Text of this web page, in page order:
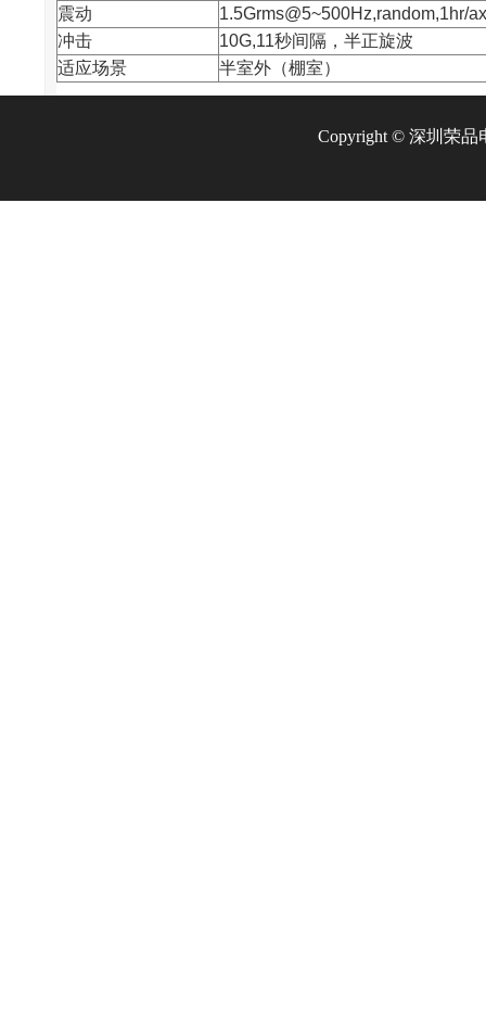
震动
1.5Grms@5~500Hz,random,1hr/
冲击
10G,11秒间隔，半正旋波
适应场景
半室外（棚室）
Copyright © 深圳荣品